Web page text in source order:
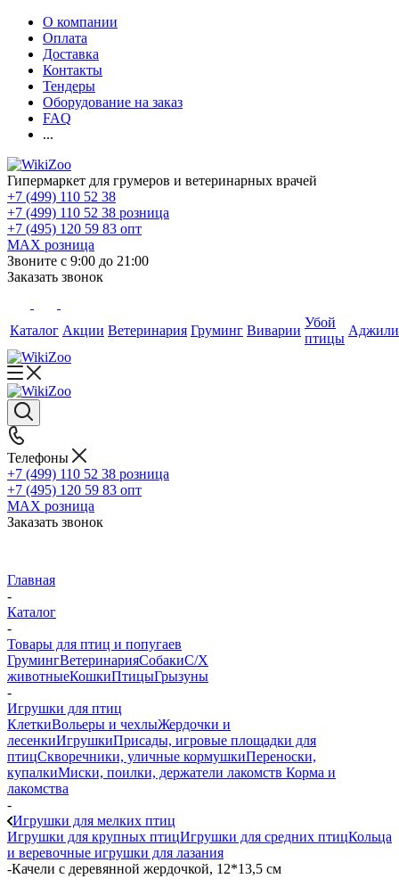
О компании
Оплата
Доставка
Контакты
Тендеры
Оборудование на заказ
FAQ
...
Гипермаркет для грумеров и ветеринарных врачей
+7 (499) 110 52 38
+7 (499) 110 52 38 розница
+7 (495) 120 59 83 опт
MAX розница
Звоните с 9:00 до 21:00
Заказать звонок
Каталог Акции Ветеринария Груминг Виварии
Убой
птицы
Телефоны
+7 (499) 110 52 38 розница
+7 (495) 120 59 83 опт
MAX розница
Заказать звонок
Главная
-
Каталог
-
Товары для птиц и попугаев
ГрумингВетеринарияСобакиС/Х
животныеКошкиПтицыГрызуны
-
Игрушки для птиц
КлеткиВольеры и чехлыЖердочки и
лесенкиИгрушкиПрисады, игровые площадки для
птицСкворечники, уличные кормушкиПереноски,
купалкиМиски, поилки, держатели лакомств Корма и
лакомства
-
Игрушки для мелких птиц
Игрушки для крупных птицИгрушки для средних птицКольца
и веревочные игрушки для лазания
-Качели с деревянной жердочкой, 12*13,5 см